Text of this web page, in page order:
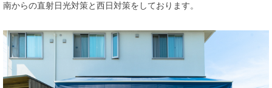
南からの直射日光対策と西日対策をしております。